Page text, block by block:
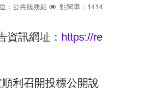
：公共服務組 點閱率：1414
資訊網址： https://re
利召開投標公開說